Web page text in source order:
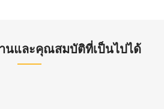
นและคุณสมบัติที่เป็นไปได้